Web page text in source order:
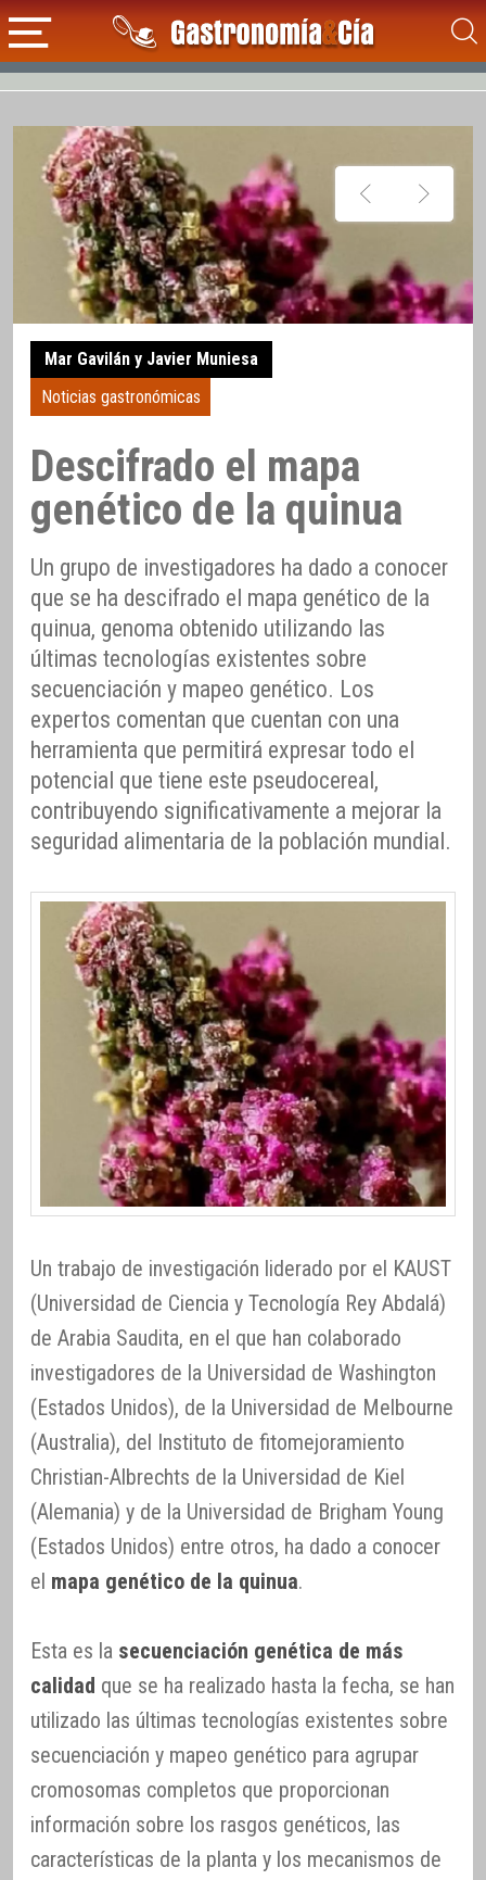
Mar Gavilán y Javier Muniesa
Noticias gastronómicas
Descifrado el mapa
genético de la quinua
Un grupo de investigadores ha dado a conocer
que se ha descifrado el mapa genético de la
quinua, genoma obtenido utilizando las
últimas tecnologías existentes sobre
secuenciación y mapeo genético. Los
expertos comentan que cuentan con una
herramienta que permitirá expresar todo el
potencial que tiene este pseudocereal,
contribuyendo significativamente a mejorar la
seguridad alimentaria de la población mundial.
Un trabajo de investigación liderado por el KAUST
(Universidad de Ciencia y Tecnología Rey Abdalá)
de Arabia Saudita, en el que han colaborado
investigadores de la Universidad de Washington
(Estados Unidos), de la Universidad de Melbourne
(Australia), del Instituto de fitomejoramiento
Christian-Albrechts de la Universidad de Kiel
(Alemania) y de la Universidad de Brigham Young
(Estados Unidos) entre otros, ha dado a conocer
el mapa genético de la quinua.
Esta es la secuenciación genética de más
calidad que se ha realizado hasta la fecha, se han
utilizado las últimas tecnologías existentes sobre
secuenciación y mapeo genético para agrupar
cromosomas completos que proporcionan
información sobre los rasgos genéticos, las
características de la planta y los mecanismos de